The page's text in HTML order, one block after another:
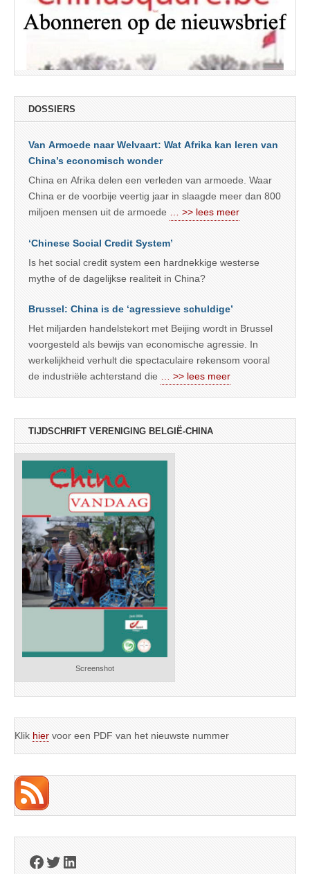
DOSSIERS
Van Armoede naar Welvaart: Wat Afrika kan leren van
China’s economisch wonder
China en Afrika delen een verleden van armoede. Waar
China er de voorbije veertig jaar in slaagde meer dan 800
miljoen mensen uit de armoede
… >> lees meer
‘Chinese Social Credit System’
Is het social credit system een hardnekkige westerse
mythe of de dagelijkse realiteit in China?
Brussel: China is de ‘agressieve schuldige’
Het miljarden handelstekort met Beijing wordt in Brussel
voorgesteld als bewijs van economische agressie. In
werkelijkheid verhult die spectaculaire rekensom vooral
de industriële achterstand die
… >> lees meer
TIJDSCHRIFT VERENIGING BELGIË-CHINA
Screenshot
Klik hier voor een PDF van het nieuwste nummer
Facebook
Twitter
LinkedIn